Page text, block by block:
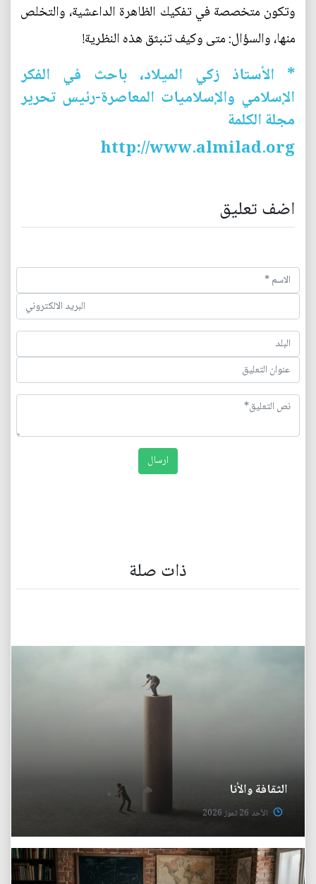
وتكون متخصصة في تفكيك الظاهرة الداعشية، والتخلص
منها، والسؤال: متى وكيف تنبثق هذه النظرية!
* الأستاذ زكي الميلاد، باحث في الفكر
الإسلامي والإسلاميات المعاصرة-رئيس تحرير
مجلة الكلمة
http://www.almilad.org
اضف تعليق
ذات صلة
الثقافة والأنا
الأحد 26 تموز 2026